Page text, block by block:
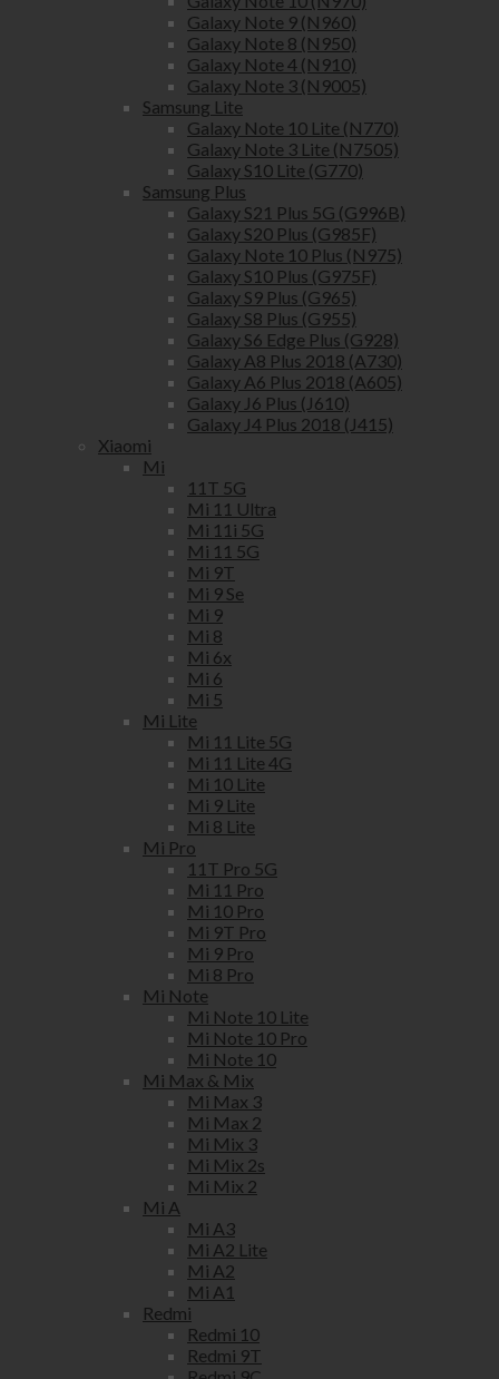
Galaxy Note 9 (N960)
Galaxy Note 8 (N950)
Galaxy Note 4 (N910)
Galaxy Note 3 (N9005)
Samsung Lite
Galaxy Note 10 Lite (N770)
Galaxy Note 3 Lite (N7505)
Galaxy S10 Lite (G770)
Samsung Plus
Galaxy S21 Plus 5G (G996B)
Galaxy S20 Plus (G985F)
Galaxy Note 10 Plus (N975)
Galaxy S10 Plus (G975F)
Galaxy S9 Plus (G965)
Galaxy S8 Plus (G955)
Galaxy S6 Edge Plus (G928)
Galaxy A8 Plus 2018 (A730)
Galaxy A6 Plus 2018 (A605)
Galaxy J6 Plus (J610)
Galaxy J4 Plus 2018 (J415)
Xiaomi
Mi
11T 5G
Mi 11 Ultra
Mi 11i 5G
Mi 11 5G
Mi 9T
Mi 9 Se
Mi 9
Mi 8
Mi 6x
Mi 6
Mi 5
Mi Lite
Mi 11 Lite 5G
Mi 11 Lite 4G
Mi 10 Lite
Mi 9 Lite
Mi 8 Lite
Mi Pro
11T Pro 5G
Mi 11 Pro
Mi 10 Pro
Mi 9T Pro
Mi 9 Pro
Mi 8 Pro
Mi Note
Mi Note 10 Lite
Mi Note 10 Pro
Mi Note 10
Mi Max & Mix
Mi Max 3
Mi Max 2
Mi Mix 3
Mi Mix 2s
Mi Mix 2
Mi A
Mi A3
Mi A2 Lite
Mi A2
Mi A1
Redmi
Redmi 10
Redmi 9T